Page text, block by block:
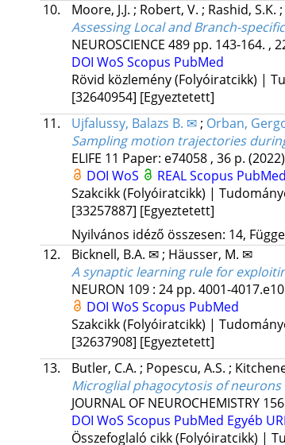
10.
Moore, J.J. ; Robert, V. ; Rashid, S.K. ;
Assessing Local and Branch-
NEUROSCIENCE 489 pp. 143-164. ,
DOI WoS Scopus PubMed
Rövid közlemény (Folyóiratcikk) |
[32640954] [Egyeztetett]
11.
Ujfalussy, Balazs B. ✉; Orban,
Sampling motion trajectories
ELIFE 11 Paper: e74058 , 36 p. (2022)
DOI WoS REALScopus PubMed
Szakcikk (Folyóiratcikk) |
[33257887] [Egyeztetett]
Nyilvános idéző összesen: 14,
12.
Bicknell, B.A. ✉; Häusser, M. ✉
A synaptic learning rule for
NEURON 109: 24 pp. 4001-
DOI WoS Scopus PubMed
Szakcikk (Folyóiratcikk) |
[32637908] [Egyeztetett]
13.
Butler, C.A. ; Popescu, A.S. ;
Microglial phagocytosis of
JOURNAL OF NEUROCHEMISTRY 156
DOI WoS Scopus PubMed Egyéb
Összefoglaló cikk (Folyóiratcikk) |